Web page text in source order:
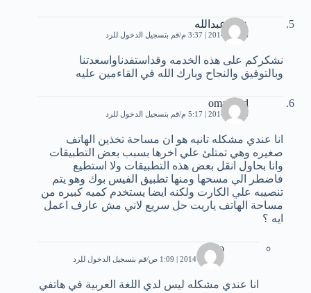
ﻋﻠﻲ ﻋﺒﺪﺍﻟﻠﻪ
6 يناير، 2014 | 3:37 م قم بتسجيل الدخول للرد
ﻧﺸﻜﺮﻛﻢ ﻋﻠﻰ ﻫﺬﻩ ﺍﻟﺨﺪﻣﻪ ﻭﻗﺪﺍﺳﺘﻔﺪﻧﺎﻭﺍﺳﻌﺪﺗﻨﺎ
ﻭﺑﺎﻟﺘﻮﻓﻴﻖ ﻭﺍﻟﻨﺠﺎﺡ ﻭﺑﺎﺭﻙ ﺍﻟﻠﻪ ﻓﻲ ﺍﻟﻘﺎءﻣﻴﻦ ﻋﻠﻴﻪ
omar eed
8 يناير، 2014 | 5:17 م قم بتسجيل الدخول للرد
انا عندي مشكله تانيه هو ان مساحة تخذين الهاتف
صغيره وهي تمتلئ علي اخرها بسبب بعض التطبيقات
وانا بحاول انقل بعض هذه التطبيقات ولا استطيع
فاضطر الي مسحها ومنها تطبيق الفيس بوك وهو يتم
تنصيبه علي الكارت ولكنه ايضا يستخدم كميه كبيره من
مساحة الهاتف ياريت حل سريع لاني مش عارف اعمل
ايه ؟
dido
11 يناير، 2014 | 1:09 ص قم بتسجيل الدخول للرد
انا عندي مشكله ليس لدي اللغة العربية في هاتفي